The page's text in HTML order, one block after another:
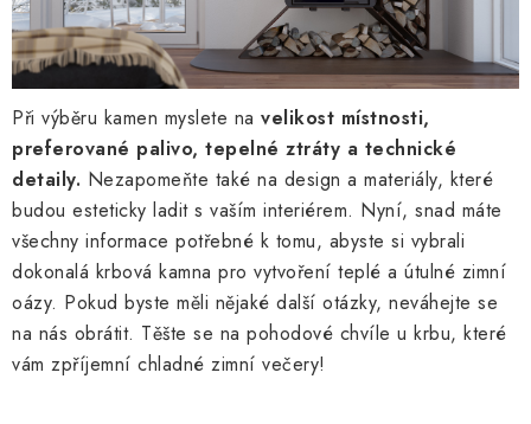
Při výběru kamen myslete na velikost místnosti,
preferované palivo, tepelné ztráty a technické
detaily. Nezapomeňte také na design a materiály, které
budou esteticky ladit s vaším interiérem. Nyní, snad máte
všechny informace potřebné k tomu, abyste si vybrali
dokonalá krbová kamna pro vytvoření teplé a útulné zimní
oázy. Pokud byste měli nějaké další otázky, neváhejte se
na nás obrátit. Těšte se na pohodové chvíle u krbu, které
vám zpříjemní chladné zimní večery!